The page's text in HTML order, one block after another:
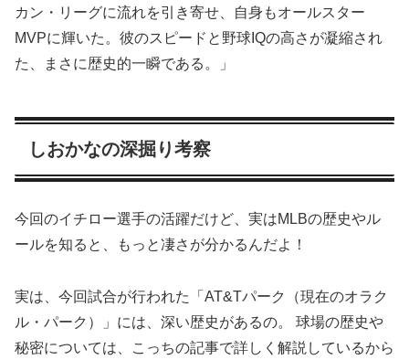
カン・リーグに流れを引き寄せ、自身もオールスター
MVPに輝いた。彼のスピードと野球IQの高さが凝縮され
た、まさに歴史的一瞬である。」
しおかなの深掘り考察
今回のイチロー選手の活躍だけど、実はMLBの歴史やル
ールを知ると、もっと凄さが分かるんだよ！
実は、今回試合が行われた「AT&Tパーク（現在のオラク
ル・パーク）」には、深い歴史があるの。 球場の歴史や
秘密については、こっちの記事で詳しく解説しているから